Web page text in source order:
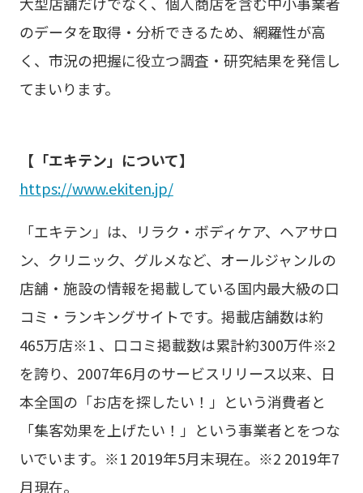
のデータを取得・分析できるため、網羅性が高
く、市況の把握に役立つ調査・研究結果を発信し
てまいります。
【「エキテン」について】
https://www.ekiten.jp/
「エキテン」は、リラク・ボディケア、ヘアサロ
ン、クリニック、グルメなど、オールジャンルの
店舗・施設の情報を掲載している国内最大級の口
コミ・ランキングサイトです。掲載店舗数は約
465万店※1 、口コミ掲載数は累計約300万件※2
を誇り、2007年6月のサービスリリース以来、日
本全国の「お店を探したい！」という消費者と
「集客効果を上げたい！」という事業者とをつな
いでいます。※1 2019年5月末現在。※2 2019年7
月現在。